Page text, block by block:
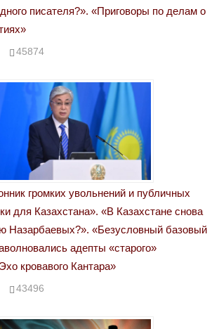
писателя?». «Приговоры по делам о
45874
громких увольнений и публичных
для Казахстана». «В Казахстане снова
Назарбаевых?». «Безусловный базовый
адепты «старого»
кровавого Кантара»
43496